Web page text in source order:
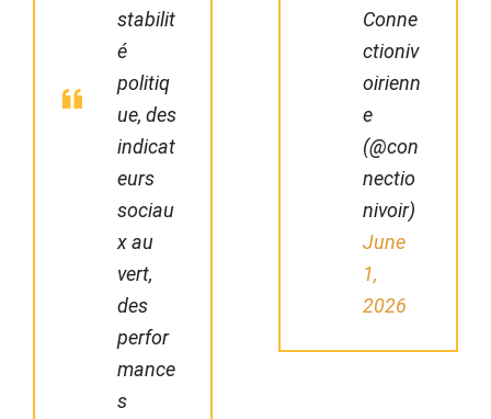
stabilit
é
politiq
ue, des
indicat
eurs
sociau
x au
vert,
des
perfor
mance
s
Conne
ctioniv
oirienn
e
(@con
nectio
nivoir)
June
1,
2026